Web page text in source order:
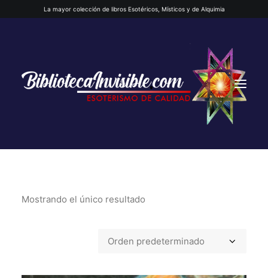
La mayor colección de libros Esotéricos, Místicos y de Alquimia
INICIO
Mostrando el único resultado